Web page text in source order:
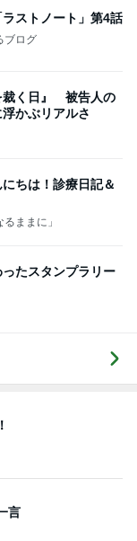
ストノート」第4話
ブログ
裁く日』 被告人の
かぶリアルさ
ちは！診療日記＆
ままに」
たスタンプラリー
言